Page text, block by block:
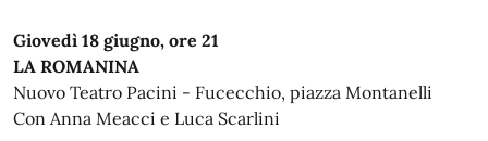
Giovedì 18 giugno, ore 21
LA ROMANINA
Nuovo Teatro Pacini - Fucecchio, piazza Montanelli
Con Anna Meacci e Luca Scarlini